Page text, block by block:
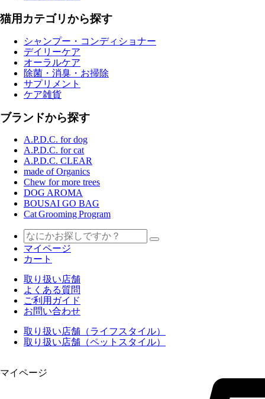
猫用カテゴリから探す
シャンプー・コンディショナー
デイリーケア
オーラルケア
除菌・消臭・お掃除
サプリメント
ケア雑貨
ブランドから探す
A.P.D.C. for dog
A.P.D.C. for cat
A.P.D.C. CLEAR
made of Organics
Chew for more trees
DOG AROMA
BOUSAI GO BAG
Cat Grooming Program
マイページ
カート
取り扱い店舗
よくある質問
ご利用ガイド
お問い合わせ
取り扱い店舗（ライフスタイル）
取り扱い店舗（ペットスタイル）
マイページ